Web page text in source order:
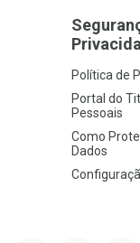
Política de
Portal do
Pessoais
Como
Dados